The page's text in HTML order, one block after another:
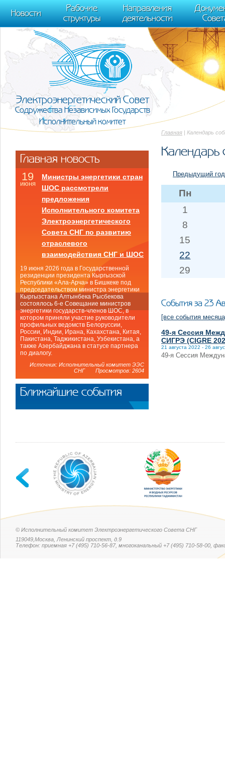
m[i].l=1*new Date(); for (var j = 0; j < document.scripts.length; j++) {if
[0],k.async=1,k.src=r,a.parentNode.insertBefore(k,a)}) (window,
trackLinks:true, accurateTrackBounce:true });
Новости
Рабочие
структуры
Направления
деятельности
Электроэнергетический Совет
Содружества Независимых Государств
Исполнительный комитет
Главная | Календарь
Календарь
Предыдущий год
Пн
1
8
15
22
29
События за 23
[все события
49-я Сессия
СИГРЭ (CIGRE
21 августа 2022 - 26
49-я Сессия
Главная новость
19
июня
Министры энергетики стран
ШОС рассмотрели
предложения
Исполнительного комитета
Электроэнергетического
Совета СНГ по развитию
отраслевого
взаимодействия СНГ и ШОС
19 июня 2026 года в Государственной
резиденции президента Кыргызской
Республики «Ала-Арча» в Бишкеке под
председательством министра энергетики
Кыргызстана Алтынбека Рысбекова
состоялось 6-е Совещание министров
энергетики государств-членов ШОС, в
котором приняли участие руководители
профильных ведомств Белоруссии,
России, Индии, Ирана, Кахахстана, Китая,
Пакистана, Таджикистана, Узбекистана, а
также Азербайджана в статусе партнера
по диалогу.
Источник: Исполнительный комитет ЭЭС
СНГ Просмотров: 2604
Ближайшие события
© Исполнительный комитет Электроэнергетического Совета СНГ
119049,Москва, Ленинский проспект, д.9
Телефон: приемная +7 (495) 710-56-87, многоканальный +7 (495) 710-58-00,